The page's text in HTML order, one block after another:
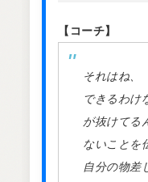
【コーチ】
それはね、
できるわけ
が抜けてる
ないことを
自分の物差